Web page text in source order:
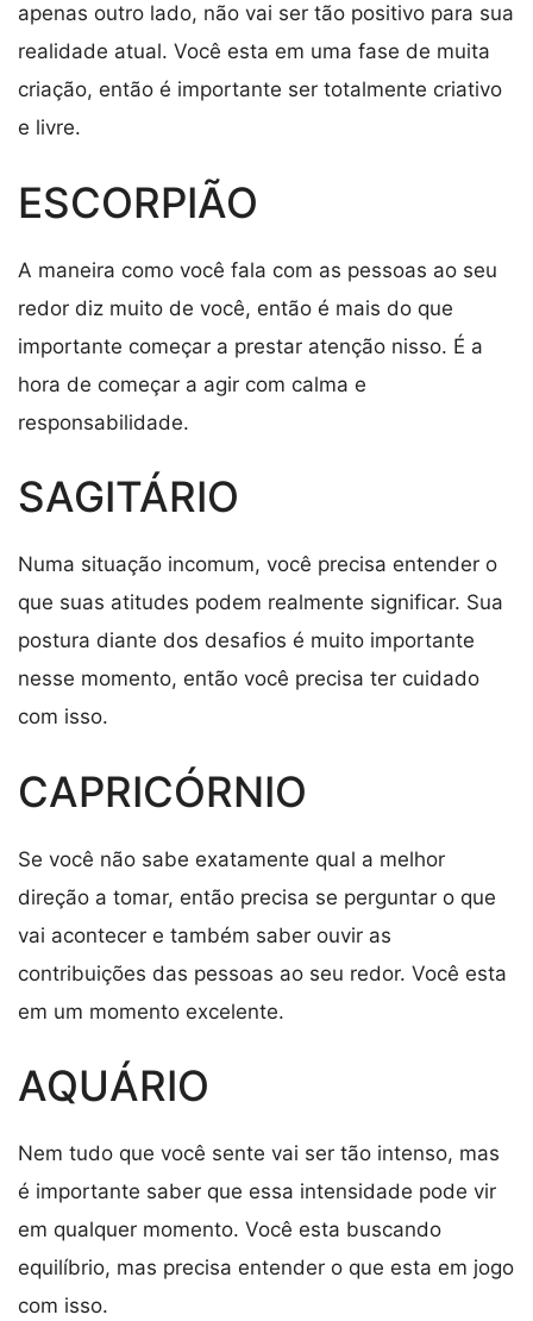
apenas outro lado, não vai ser tão positivo para sua
realidade atual. Você esta em uma fase de muita
criação, então é importante ser totalmente criativo
e livre.
ESCORPIÃO
A maneira como você fala com as pessoas ao seu
redor diz muito de você, então é mais do que
importante começar a prestar atenção nisso. É a
hora de começar a agir com calma e
responsabilidade.
SAGITÁRIO
Numa situação incomum, você precisa entender o
que suas atitudes podem realmente significar. Sua
postura diante dos desafios é muito importante
nesse momento, então você precisa ter cuidado
com isso.
CAPRICÓRNIO
Se você não sabe exatamente qual a melhor
direção a tomar, então precisa se perguntar o que
vai acontecer e também saber ouvir as
contribuições das pessoas ao seu redor. Você esta
em um momento excelente.
AQUÁRIO
Nem tudo que você sente vai ser tão intenso, mas
é importante saber que essa intensidade pode vir
em qualquer momento. Você esta buscando
equilíbrio, mas precisa entender o que esta em jogo
com isso.